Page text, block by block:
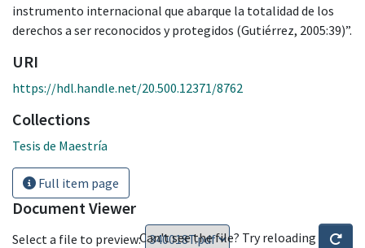
instrumento internacional que abarque la totalidad de los
derechos a ser reconocidos y protegidos (Gutiérrez, 2005:39)”.
URI
https://hdl.handle.net/20.500.12371/8762
Collections
Tesis de Maestría
Full item page
Document Viewer
Select a file to preview:Can't see the file? Try reloading